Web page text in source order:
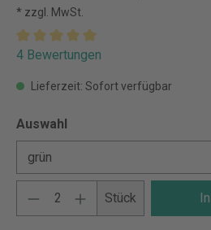
* zzgl. MwSt.
4 Bewertungen
Lieferzeit: Sofort verfügbar
Auswahl
Stück